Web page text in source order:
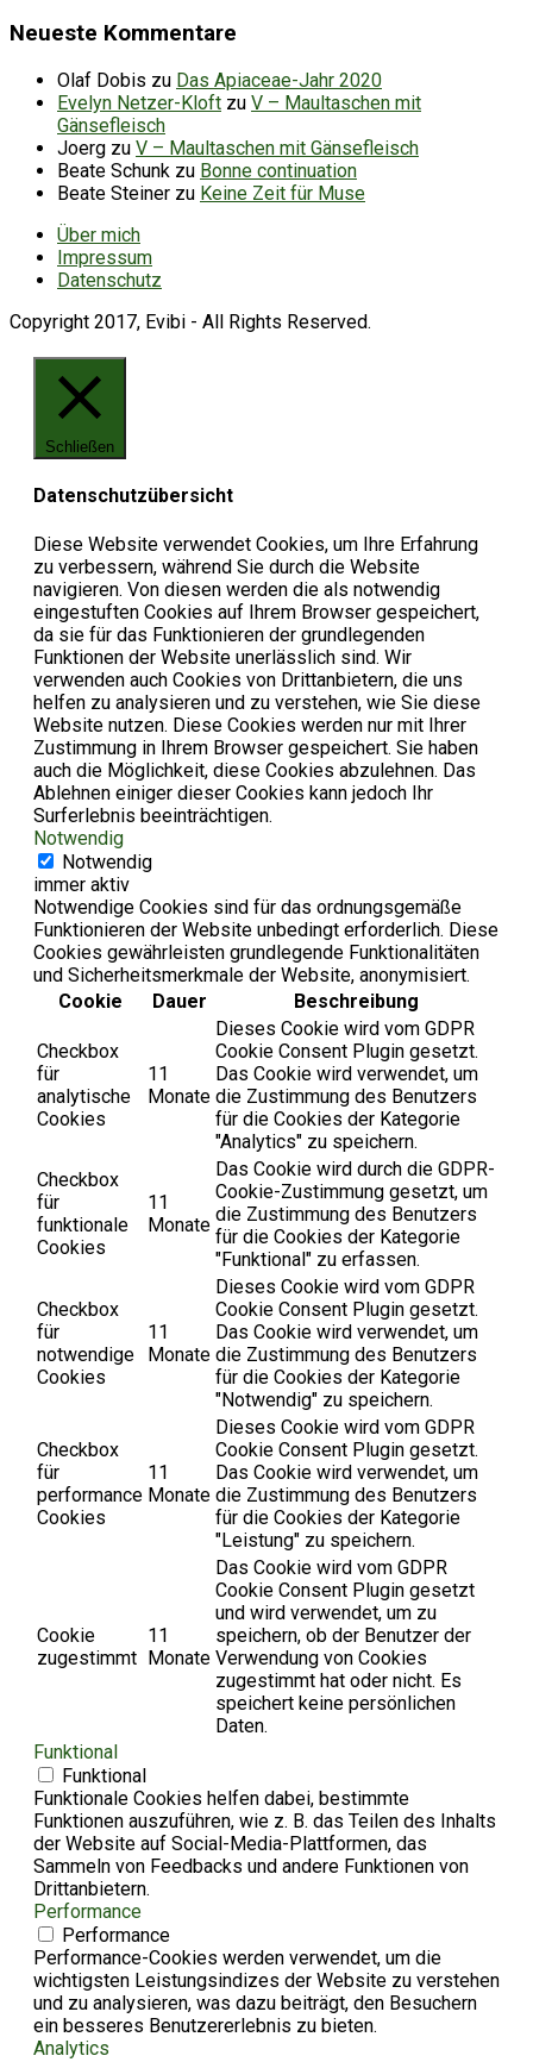
Neueste Kommentare
Olaf Dobis zu Das Apiaceae-Jahr 2020
Evelyn Netzer-Kloft zu V – Maultaschen mit
Gänsefleisch
Joerg zu V – Maultaschen mit Gänsefleisch
Beate Schunk zu Bonne continuation
Beate Steiner zu Keine Zeit für Muse
Über mich
Impressum
Datenschutz
Copyright 2017, Evibi - All Rights Reserved.
Schließen
Datenschutzübersicht
Diese Website verwendet Cookies, um Ihre Erfahrung
zu verbessern, während Sie durch die Website
navigieren. Von diesen werden die als notwendig
eingestuften Cookies auf Ihrem Browser gespeichert,
da sie für das Funktionieren der grundlegenden
Funktionen der Website unerlässlich sind. Wir
verwenden auch Cookies von Drittanbietern, die uns
helfen zu analysieren und zu verstehen, wie Sie diese
Website nutzen. Diese Cookies werden nur mit Ihrer
Zustimmung in Ihrem Browser gespeichert. Sie haben
auch die Möglichkeit, diese Cookies abzulehnen. Das
Ablehnen einiger dieser Cookies kann jedoch Ihr
Surferlebnis beeinträchtigen.
Notwendig
Notwendig
immer aktiv
Notwendige Cookies sind für das ordnungsgemäße
Funktionieren der Website unbedingt erforderlich. Diese
Cookies gewährleisten grundlegende Funktionalitäten
und Sicherheitsmerkmale der Website, anonymisiert.
Cookie
Dauer Beschreibung
Checkbox
für
analytische
Cookies
11
Monate
Dieses Cookie wird vom GDPR
Cookie Consent Plugin gesetzt.
Das Cookie wird verwendet, um
die Zustimmung des Benutzers
für die Cookies der Kategorie
"Analytics" zu speichern.
Checkbox
für
funktionale
Cookies
11
Monate
Das Cookie wird durch die GDPR-
Cookie-Zustimmung gesetzt, um
die Zustimmung des Benutzers
für die Cookies der Kategorie
"Funktional" zu erfassen.
Checkbox
für
notwendige
Cookies
11
Monate
Dieses Cookie wird vom GDPR
Cookie Consent Plugin gesetzt.
Das Cookie wird verwendet, um
die Zustimmung des Benutzers
für die Cookies der Kategorie
"Notwendig" zu speichern.
Checkbox
für
performance
Cookies
11
Monate
Dieses Cookie wird vom GDPR
Cookie Consent Plugin gesetzt.
Das Cookie wird verwendet, um
die Zustimmung des Benutzers
für die Cookies der Kategorie
"Leistung" zu speichern.
Cookie
zugestimmt
11
Monate
Das Cookie wird vom GDPR
Cookie Consent Plugin gesetzt
und wird verwendet, um zu
speichern, ob der Benutzer der
Verwendung von Cookies
zugestimmt hat oder nicht. Es
speichert keine persönlichen
Daten.
Funktional
Funktional
Funktionale Cookies helfen dabei, bestimmte
Funktionen auszuführen, wie z. B. das Teilen des Inhalts
der Website auf Social-Media-Plattformen, das
Sammeln von Feedbacks und andere Funktionen von
Drittanbietern.
Performance
Performance
Performance-Cookies werden verwendet, um die
wichtigsten Leistungsindizes der Website zu verstehen
und zu analysieren, was dazu beiträgt, den Besuchern
ein besseres Benutzererlebnis zu bieten.
Analytics